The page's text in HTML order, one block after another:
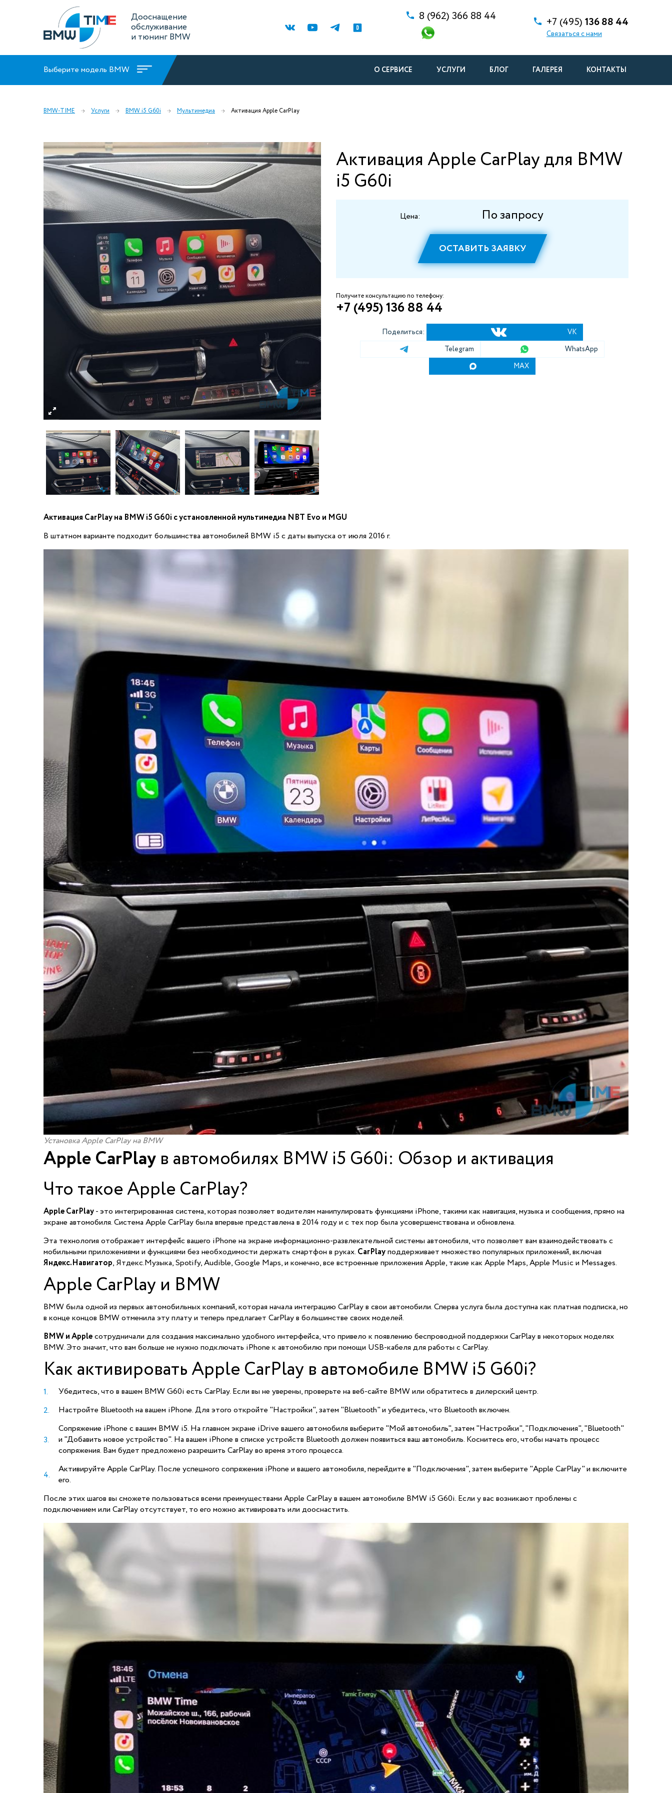
Дооснащение
обслуживание
и тюнинг BMW
8 (962) 366 88 44 +7 (495) 136 88 44
Связаться с нами
Выберите модель BMW О СЕРВИСЕ УСЛУГИ БЛОГ ГАЛЕРЕЯ КОНТАКТЫ
BMW-TIME Услуги BMW i5 G60i Мультимедиа Активация Apple CarPlay
Активация Apple CarPlay для BMW
i5 G60i
Цена: По запросу
ОСТАВИТЬ ЗАЯВКУ
Получите консультацию по телефону:
+7 (495) 136 88 44
Поделиться:
VK
Telegram
WhatsApp
MAX
Активация CarPlay на BMW i5 G60i​ с установленной мультимедиа NBT Evo и MGU
В штатном варианте подходит большинства автомобилей BMW i5 с даты выпуска от июля 2016 г.
Установка Apple CarPlay на BMW
Apple CarPlay в автомобилях BMW i5 G60i: Обзор и активация
Что такое Apple CarPlay?
Apple CarPlay- это интегрированная система, которая позволяет водителям манипулировать функциями iPhone, такими как навигация, музыка и сообщения, прямо на
экране автомобиля. Система Apple CarPlay была впервые представлена в 2014 году и с тех пор была усовершенствована и обновлена.
Эта технология отображает интерфейс вашего iPhone на экране информационно-развлекательной системы автомобиля, что позволяет вам взаимодействовать с
мобильными приложениями и функциями без необходимости держать смартфон в руках. CarPlayподдерживает множество популярных приложений, включая
Яндекс.Навигатор, Ятдекс.Музыка, Spotify, Audible, Google Maps, и конечно, все встроенные приложения Apple, такие как Apple Maps, Apple Music и Messages.
Apple CarPlay и BMW
BMW была одной из первых автомобильных компаний, которая начала интеграцию CarPlay в свои автомобили. Сперва услуга была доступна как платная подписка, но
в конце концов BMW отменила эту плату и теперь предлагает CarPlay в большинстве своих моделей.
BMW и Appleсотрудничали для создания максимально удобного интерфейса, что привело к появлению беспроводной поддержки CarPlay в некоторых моделях
BMW. Это значит, что вам больше не нужно подключать iPhone к автомобилю при помощи USB-кабеля для работы с CarPlay.
Как активировать Apple CarPlay в автомобиле BMW i5 G60i?
Убедитесь, что в вашем BMW G60i есть CarPlay. Если вы не уверены, проверьте на веб-сайте BMW или обратитесь в дилерский центр.
Настройте Bluetooth на вашем iPhone. Для этого откройте "Настройки", затем "Bluetooth" и убедитесь, что Bluetooth включен.
Сопряжение iPhone с вашим BMW i5. На главном экране iDrive вашего автомобиля выберите "Мой автомобиль", затем "Настройки", "Подключения", "Bluetooth"
и "Добавить новое устройство". На вашем iPhone в списке устройств Bluetooth должен появиться ваш автомобиль. Коснитесь его, чтобы начать процесс
сопряжения. Вам будет предложено разрешить CarPlay во время этого процесса.
Активируйте Apple CarPlay. После успешного сопряжения iPhone и вашего автомобиля, перейдите в "Подключения", затем выберите "Apple CarPlay" и включите
его.
После этих шагов вы сможете пользоваться всеми преимуществами Apple CarPlay в вашем автомобиле BMW i5 G60i. Если у вас возникают проблемы с
подключением или CarPlay отсутствует, то его можно активировать или дооснастить.